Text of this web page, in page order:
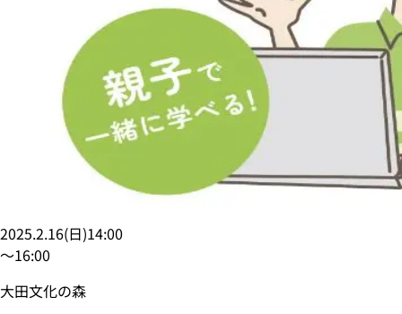
2025.2.16(日)14:00
〜16:00
大田文化の森